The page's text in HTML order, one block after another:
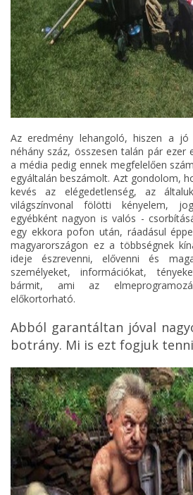
Az eredmény lehangoló, hiszen a jó
néhány száz, összesen talán pár
a média pedig ennek megfelelően
egyáltalán beszámolt. Azt gondolom,
kevés az elégedetlenség, az
világszínvonal fölötti kényelem,
egyébként nagyon is valós -
egy ekkora pofon után, ráadásul
magyarországon ez a többségnek
ideje észrevenni, elővenni és
személyeket, információkat,
bármit, ami az
előkortorható.
Abból garantáltan jóval
botrány. Mi is ezt fogjuk